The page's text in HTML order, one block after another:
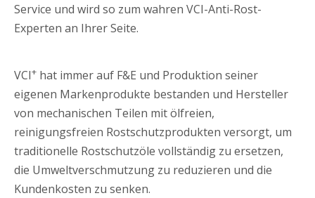
Service und wird so zum wahren VCI-Anti-Rost-
Experten an Ihrer Seite.
VCI+ hat immer auf F&E und Produktion seiner
eigenen Markenprodukte bestanden und Hersteller
von mechanischen Teilen mit ölfreien,
reinigungsfreien Rostschutzprodukten versorgt, um
traditionelle Rostschutzöle vollständig zu ersetzen,
die Umweltverschmutzung zu reduzieren und die
Kundenkosten zu senken.